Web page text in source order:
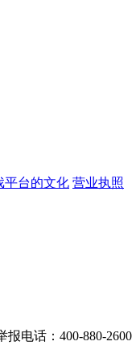
平台的文化 营业执照
电话：400-880-2600